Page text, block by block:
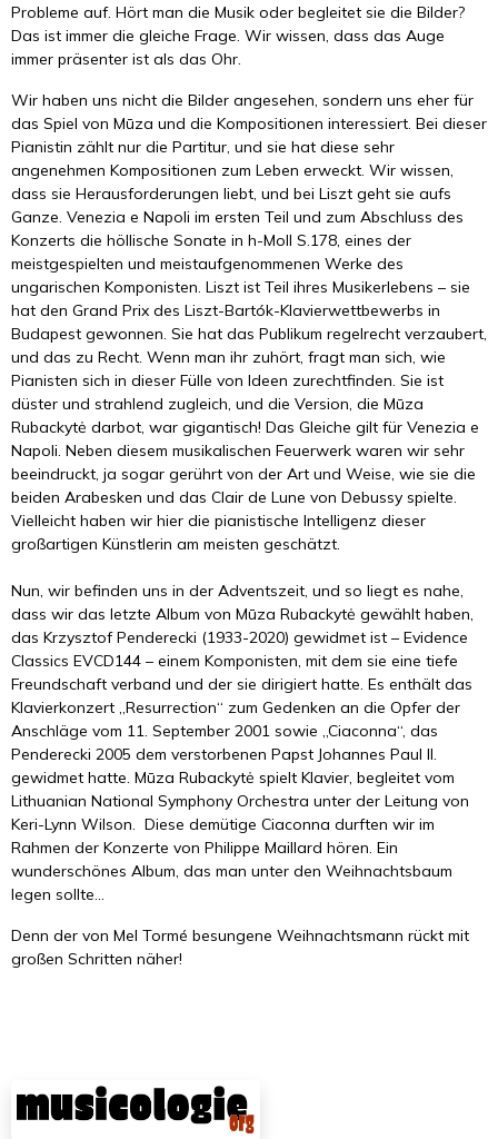
Probleme auf. Hört man die Musik oder begleitet sie die Bilder?
Das ist immer die gleiche Frage. Wir wissen, dass das Auge
immer präsenter ist als das Ohr.
Wir haben uns nicht die Bilder angesehen, sondern uns eher für
das Spiel von Mūza und die Kompositionen interessiert. Bei dieser
Pianistin zählt nur die Partitur, und sie hat diese sehr
angenehmen Kompositionen zum Leben erweckt. Wir wissen,
dass sie Herausforderungen liebt, und bei Liszt geht sie aufs
Ganze. Venezia e Napoli im ersten Teil und zum Abschluss des
Konzerts die höllische Sonate in h-Moll S.178, eines der
meistgespielten und meistaufgenommenen Werke des
ungarischen Komponisten. Liszt ist Teil ihres Musikerlebens – sie
hat den Grand Prix des Liszt-Bartók-Klavierwettbewerbs in
Budapest gewonnen. Sie hat das Publikum regelrecht verzaubert,
und das zu Recht. Wenn man ihr zuhört, fragt man sich, wie
Pianisten sich in dieser Fülle von Ideen zurechtfinden. Sie ist
düster und strahlend zugleich, und die Version, die Mūza
Rubackytė darbot, war gigantisch! Das Gleiche gilt für Venezia e
Napoli. Neben diesem musikalischen Feuerwerk waren wir sehr
beeindruckt, ja sogar gerührt von der Art und Weise, wie sie die
beiden Arabesken und das Clair de Lune von Debussy spielte.
Vielleicht haben wir hier die pianistische Intelligenz dieser
großartigen Künstlerin am meisten geschätzt.
Nun, wir befinden uns in der Adventszeit, und so liegt es nahe,
dass wir das letzte Album von Mūza Rubackytė gewählt haben,
das Krzysztof Penderecki (1933-2020) gewidmet ist – Evidence
Classics EVCD144 – einem Komponisten, mit dem sie eine tiefe
Freundschaft verband und der sie dirigiert hatte. Es enthält das
Klavierkonzert „Resurrection“ zum Gedenken an die Opfer der
Anschläge vom 11. September 2001 sowie „Ciaconna“, das
Penderecki 2005 dem verstorbenen Papst Johannes Paul II.
gewidmet hatte. Mūza Rubackytė spielt Klavier, begleitet vom
Lithuanian National Symphony Orchestra unter der Leitung von
Keri-Lynn Wilson. Diese demütige Ciaconna durften wir im
Rahmen der Konzerte von Philippe Maillard hören. Ein
wunderschönes Album, das man unter den Weihnachtsbaum
legen sollte...
Denn der von Mel Tormé besungene Weihnachtsmann rückt mit
großen Schritten näher!